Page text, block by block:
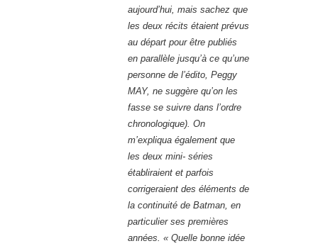
aujourd’hui, mais sachez que
les deux récits étaient prévus
au départ pour être publiés
en parallèle jusqu’à ce qu’une
personne de l’édito, Peggy
MAY, ne suggère qu’on les
fasse se suivre dans l’ordre
chronologique). On
m’expliqua également que
les deux mini- séries
établiraient et parfois
corrigeraient des éléments de
la continuité de Batman, en
particulier ses premières
années. « Quelle bonne idée